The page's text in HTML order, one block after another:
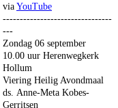
via YouTube
--------------------------------
---
Zondag 06 september
10.00 uur Herenwegkerk
Hollum
Viering Heilig Avondmaal
ds. Anne-Meta Kobes-
Gerritsen